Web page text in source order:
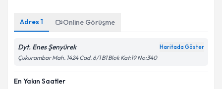
Adres 1 Online Görüşme
Dyt. Enes Şenyürek Haritada Göster
Çukurambar Mah. 1424 Cad. 6/1 B1 Blok Kat:19 No:340
En Yakın Saatler